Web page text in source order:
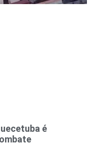
é